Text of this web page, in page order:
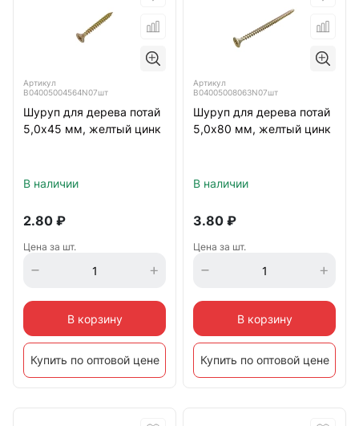
Артикул
B04005004564N07шт
Шуруп для дерева потай
5,0х45 мм, желтый цинк
В наличии
2.80 ₽
Цена за шт.
В корзину
Купить по оптовой цене
Артикул
B04005008063N07шт
Шуруп для дерева потай
5,0х80 мм, желтый цинк
В наличии
3.80 ₽
Цена за шт.
В корзину
Купить по оптовой цене